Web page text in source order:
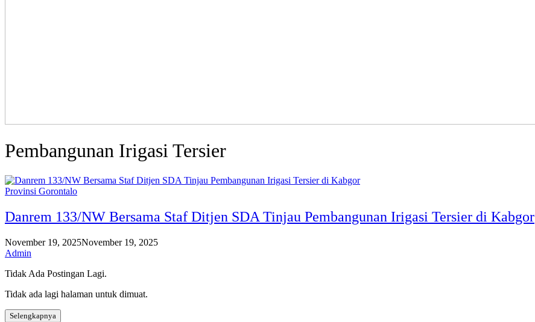
Pembangunan Irigasi Tersier
Provinsi Gorontalo
Danrem 133/NW Bersama Staf Ditjen SDA Tinjau Pembangunan Irigasi Tersier di Kabgor
November 19, 2025November 19, 2025
Admin
Tidak Ada Postingan Lagi.
Tidak ada lagi halaman untuk dimuat.
Selengkapnya